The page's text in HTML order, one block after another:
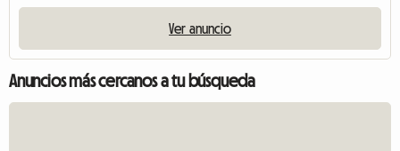
Ver anuncio
Anuncios más cercanos a tu búsqueda